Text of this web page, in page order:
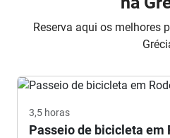
Reserva aqui os melhores
3,5 horas
Passeio de bicicleta em